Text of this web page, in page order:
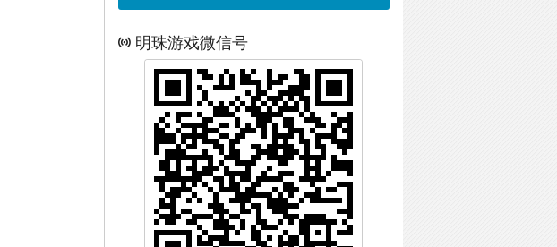
明珠游戏微信号